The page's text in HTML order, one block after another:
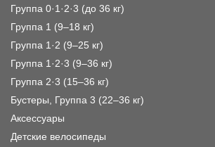
Группа 0·1·2·3 (до 36 кг)
Группа 1 (9–18 кг)
Группа 1·2 (9–25 кг)
Группа 1·2·3 (9–36 кг)
Группа 2·3 (15–36 кг)
Бустеры, Группа 3 (22–36 кг)
Аксессуары
Детские велосипеды